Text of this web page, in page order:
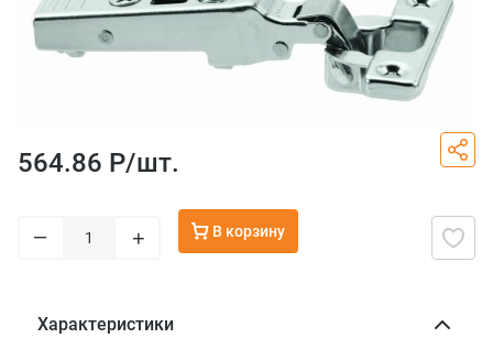
564.86 Р/шт.
– + В корзину
Характеристики